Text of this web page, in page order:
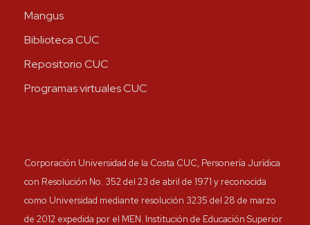
Mangus
Biblioteca CUC
Repositorio CUC
Programas virtuales CUC
Corporación Universidad de la Costa CUC, Personería Jurídica
con Resolución No. 352 del 23 de abril de 1971 y reconocida
como Universidad mediante resolución 3235 del 28 de marzo
de 2012 expedida por el MEN. Institución de Educación Superior